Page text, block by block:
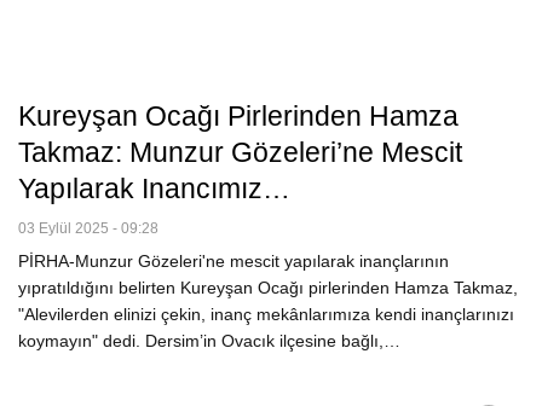
Kureyşan Ocağı Pirlerinden Hamza
Takmaz: Munzur Gözeleri’ne Mescit
Yapılarak Inancımız…
03 Eylül 2025 - 09:28
PİRHA-Munzur Gözeleri'ne mescit yapılarak inançlarının
yıpratıldığını belirten Kureyşan Ocağı pirlerinden Hamza Takmaz,
"Alevilerden elinizi çekin, inanç mekânlarımıza kendi inançlarınızı
koymayın" dedi. Dersim’in Ovacık ilçesine bağlı,…